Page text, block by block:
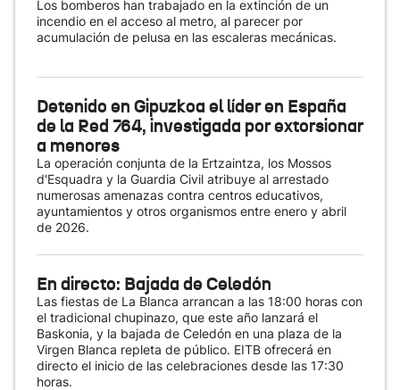
Los bomberos han trabajado en la extinción de un
incendio en el acceso al metro, al parecer por
acumulación de pelusa en las escaleras mecánicas.
Detenido en Gipuzkoa el líder en España
de la Red 764, investigada por extorsionar
a menores
La operación conjunta de la Ertzaintza, los Mossos
d'Esquadra y la Guardia Civil atribuye al arrestado
numerosas amenazas contra centros educativos,
ayuntamientos y otros organismos entre enero y abril
de 2026.
En directo: Bajada de Celedón
Las fiestas de La Blanca arrancan a las 18:00 horas con
el tradicional chupinazo, que este año lanzará el
Baskonia, y la bajada de Celedón en una plaza de la
Virgen Blanca repleta de público. EITB ofrecerá en
directo el inicio de las celebraciones desde las 17:30
horas.